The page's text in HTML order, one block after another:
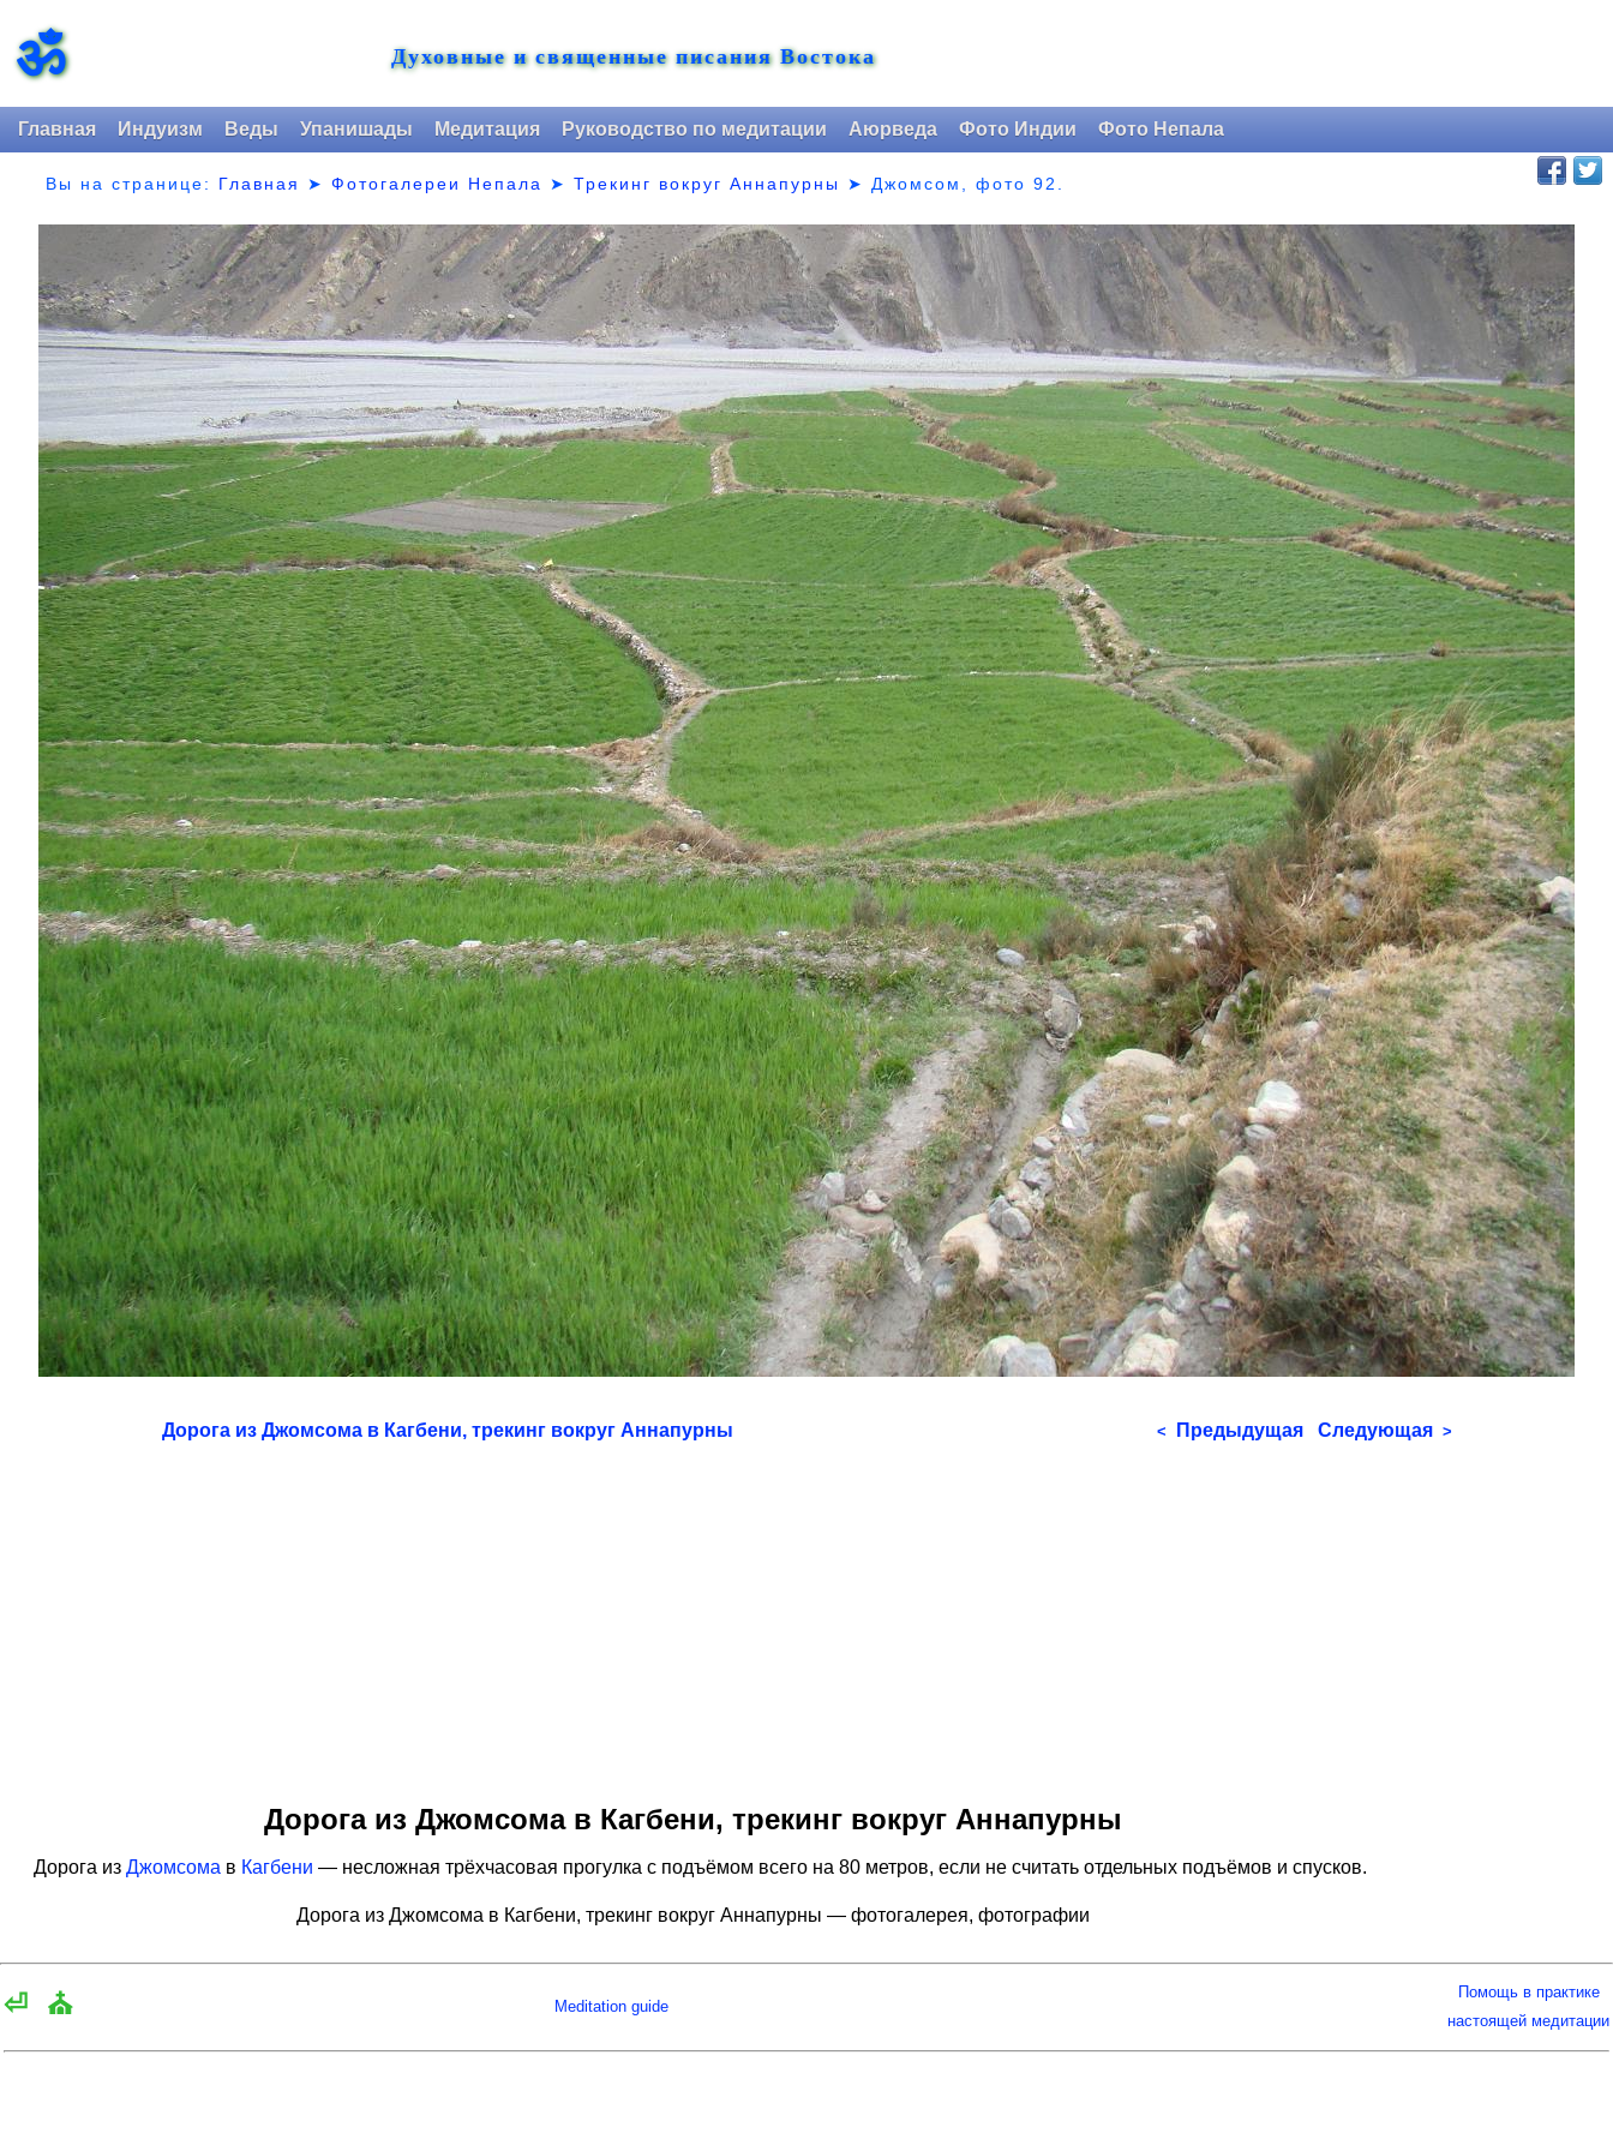
ॐ Духовные и священные писания Востока
Главная Индуизм Веды Упанишады Медитация Руководство по медитации Аюрведа Фото Индии Фото Непала
Вы на странице: Главная ➤Фотогалереи Непала ➤Трекинг вокруг Аннапурны ➤ Джомсом,фото 92.
Дорога из Джомсома в Кагбени, трекинг вокруг Аннапурны < Предыдущая Следующая >
Дорога из Джомсома в Кагбени, трекинг вокруг Аннапурны
Дорога из Джомсома в Кагбени — несложная трёхчасовая прогулка с подъёмом всего на 80 метров, если не считать отдельных подъёмов и спусков.
Дорога из Джомсома в Кагбени, трекинг вокруг Аннапурны — фотогалерея, фотографии
⏎ ⛪ Meditation guide
Помощь в практике
настоящей медитации